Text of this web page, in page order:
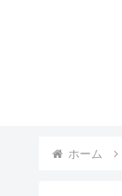
ホーム